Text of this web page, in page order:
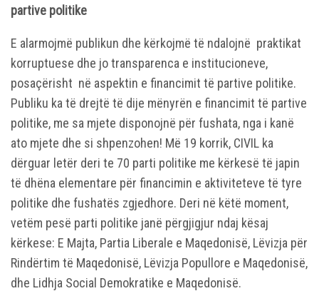
partive politike
E alarmojmë publikun dhe kërkojmë të ndalojnë praktikat
korruptuese dhe jo transparenca e institucioneve,
posaçërisht në aspektin e financimit të partive politike.
Publiku ka të drejtë të dije mënyrën e financimit të partive
politike, me sa mjete disponojnë për fushata, nga i kanë
ato mjete dhe si shpenzohen! Më 19 korrik, CIVIL ka
dërguar letër deri te 70 parti politike me kërkesë të japin
të dhëna elementare për financimin e aktiviteteve të tyre
politike dhe fushatës zgjedhore. Deri në këtë moment,
vetëm pesë parti politike janë përgjigjur ndaj kësaj
kërkese: E Majta, Partia Liberale e Maqedonisë, Lëvizja për
Rindërtim të Maqedonisë, Lëvizja Popullore e Maqedonisë,
dhe Lidhja Social Demokratike e Maqedonisë.